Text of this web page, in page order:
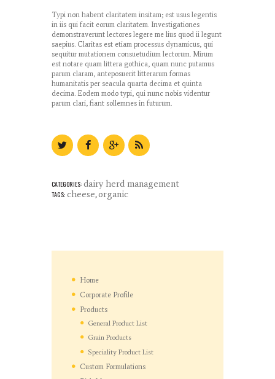
Typi non habent claritatem insitam; est usus legentis
in iis qui facit eorum claritatem. Investigationes
demonstraverunt lectores legere me lius quod ii legunt
saepius. Claritas est etiam processus dynamicus, qui
sequitur mutationem consuetudium lectorum. Mirum
est notare quam littera gothica, quam nunc putamus
parum claram, anteposuerit litterarum formas
humanitatis per seacula quarta decima et quinta
decima. Eodem modo typi, qui nunc nobis videntur
parum clari, fiant sollemnes in futurum.
CATEGORIES: dairy herd management
TAGS: cheese, organic
Home
Corporate Profile
Products
General Product List
Grain Products
Speciality Product List
Custom Formulations